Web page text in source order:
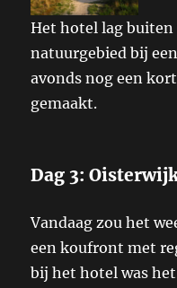
Het hotel lag
natuurgebied bij
avonds nog een
gemaakt.
Dag 3:
Vandaag zou het
een koufront met
bij het hotel was